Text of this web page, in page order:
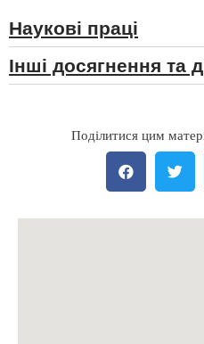
Наукові праці
Інші досягнення та
Поділитися цим